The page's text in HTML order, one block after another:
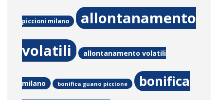
piccioni milano
allontanamento
volatili
allontanamento volatili
milano bonifica guano piccione
bonifica